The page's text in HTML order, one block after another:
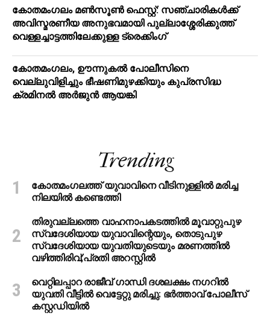
കോതമംഗലം മൺസൂൺ ഫെസ്റ്റ്: സഞ്ചാരികൾക്ക്
അവിസ്മരണീയ അനുഭവമായി പുല്ലാശ്ശേരിക്കുത്ത്
വെള്ളച്ചാട്ടത്തിലേക്കുള്ള ട്രെക്കിംഗ്
കോതമംഗലം, ഊന്നുകൽ പോലീസിനെ
വെല്ലുവിളിച്ചും ഭീഷണിമുഴക്കിയും കുപ്രസിദ്ധ
ക്രമിനല്‍ അര്‍ജുന്‍ ആയങ്കി
Trending
കോതമംഗലത്ത് യുവാവിനെ വീടിനുള്ളിൽ മരിച്ച
നിലയിൽ കണ്ടെത്തി
തിരുവല്ലത്തെ വാഹനാപകടത്തില്‍ മൂവാറ്റുപുഴ
സ്വദേശിയായ യുവാവിന്റെയും, തൊടുപുഴ
സ്വദേശിയായ യുവതിയുടെയും മരണത്തില്‍
വഴിത്തിരിവ്;പ്രതി അറസ്റ്റില്‍
വെറ്റിലപ്പാറ രാജീവ് ഗാന്ധി ദശലക്ഷം നഗറിൽ
യുവതി വീട്ടിൽ വെട്ടേറ്റു മരിച്ചു: ഭർത്താവ് പോലീസ്
കസ്റ്റഡിയിൽ